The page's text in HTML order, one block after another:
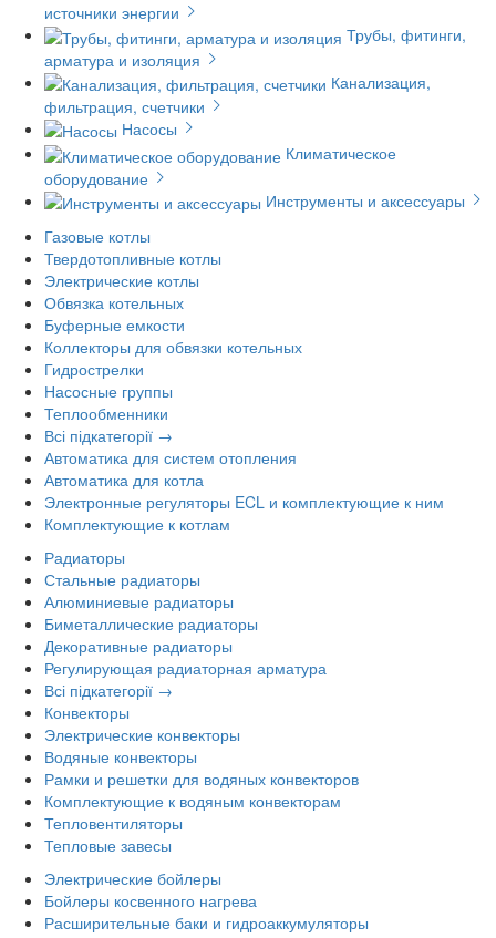
источники энергии
Трубы, фитинги,
арматура и изоляция
Канализация,
фильтрация, счетчики
Насосы
Климатическое
оборудование
Инструменты и аксессуары
Газовые котлы
Твердотопливные котлы
Электрические котлы
Обвязка котельных
Буферные емкости
Коллекторы для обвязки котельных
Гидрострелки
Насосные группы
Теплообменники
Всі підкатегорії →
Автоматика для систем отопления
Автоматика для котла
Электронные регуляторы ECL и комплектующие к ним
Комплектующие к котлам
Радиаторы
Стальные радиаторы
Алюминиевые радиаторы
Биметаллические радиаторы
Декоративные радиаторы
Регулирующая радиаторная арматура
Всі підкатегорії →
Конвекторы
Электрические конвекторы
Водяные конвекторы
Рамки и решетки для водяных конвекторов
Комплектующие к водяным конвекторам
Тепловентиляторы
Тепловые завесы
Электрические бойлеры
Бойлеры косвенного нагрева
Расширительные баки и гидроаккумуляторы